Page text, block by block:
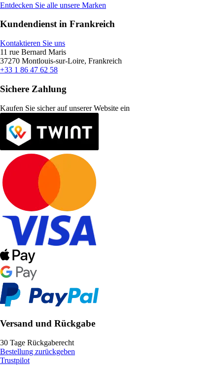
Entdecken Sie alle unsere Marken
Kundendienst in Frankreich
Kontaktieren Sie uns
11 rue Bernard Maris
37270 Montlouis-sur-Loire, Frankreich
+33 1 86 47 62 58
Sichere Zahlung
Kaufen Sie sicher auf unserer Website ein
Versand und Rückgabe
30 Tage Rückgaberecht
Bestellung zurückgeben
Trustpilot